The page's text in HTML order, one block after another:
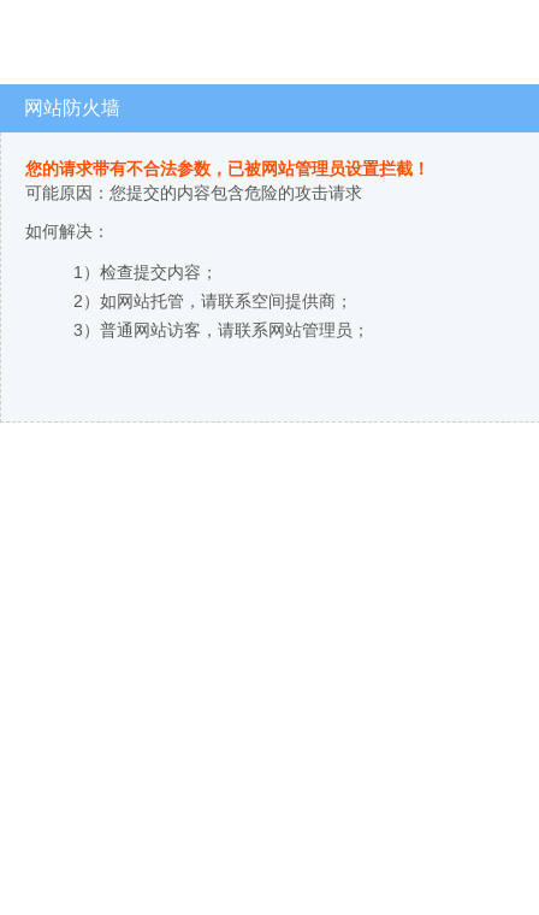
网站防火墙
您的请求带有不合法参数，已被网站管理员设置拦截！
可能原因：您提交的内容包含危险的攻击请求
如何解决：
1）检查提交内容；
2）如网站托管，请联系空间提供商；
3）普通网站访客，请联系网站管理员；